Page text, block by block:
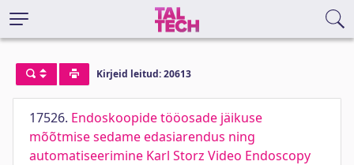
Kirjeid leitud: 20613
17526. Endoskoopide tööosade jäikuse
mõõtmise sedame edasiarendus ning
automatiseerimine Karl Storz Video Endoscopy